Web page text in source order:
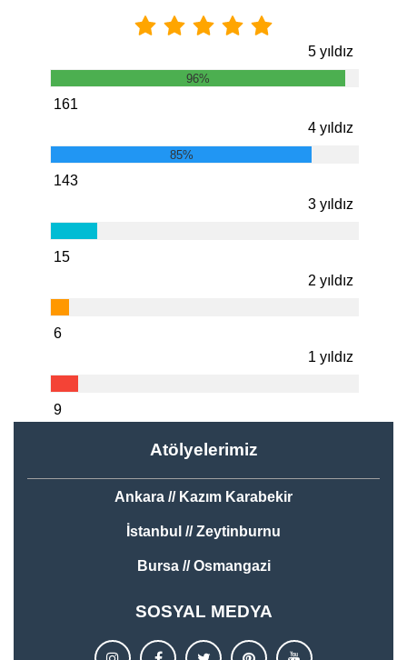
5 yıldız
96%
161
4 yıldız
85%
143
3 yıldız
15
2 yıldız
6
1 yıldız
9
Atölyelerimiz
Ankara // Kazım Karabekir
İstanbul // Zeytinburnu
Bursa // Osmangazi
SOSYAL MEDYA